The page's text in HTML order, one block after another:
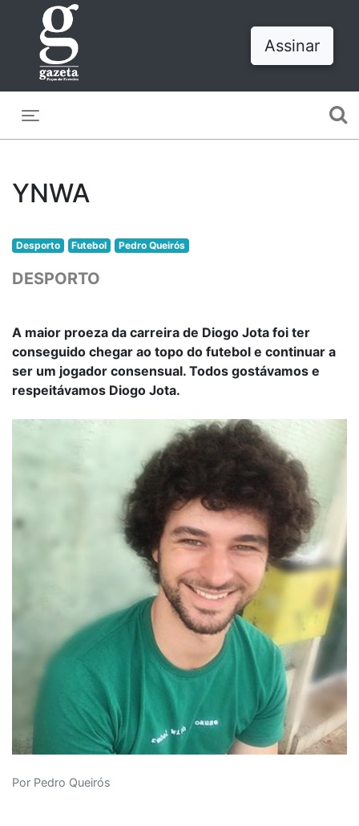
Assinar
YNWA
Desporto Futebol Pedro Queirós
DESPORTO
A maior proeza da carreira de Diogo Jota foi ter
conseguido chegar ao topo do futebol e continuar a
ser um jogador consensual. Todos gostávamos e
respeitávamos Diogo Jota.
Por Pedro Queirós